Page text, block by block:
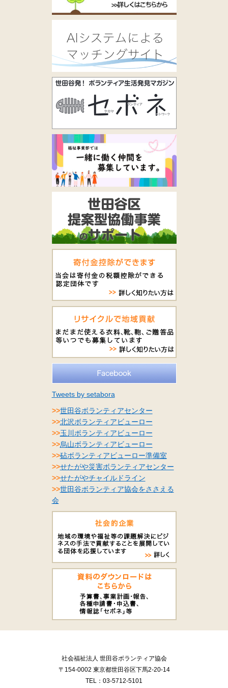
Tweets by setabora
>>世田谷ボランティアセンター
>>北沢ボランティアビューロー
>>玉川ボランティアビューロー
>>烏山ボランティアビューロー
>>砧ボランティアビューロー準備室
>>せたがや災害ボランティアセンター
>>せたがやチャイルドライン
>>世田谷ボランティア協会をささえる
会
社会福祉法人 世田谷ボランティア協会
〒154-0002 東京都世田谷区下馬2-20-14
TEL：03-5712-5101